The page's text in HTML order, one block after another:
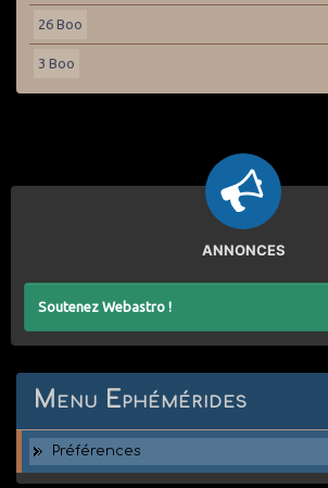
26 Boo
3 Boo
ANNONCES
Soutenez Webastro !
Menu Ephémérides
Préférences